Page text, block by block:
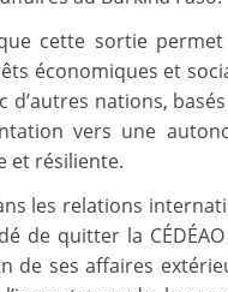
cette sortie
économiques et
d’autres nations,
vers une
et résiliente.
les relations
de quitter la
de ses affaires